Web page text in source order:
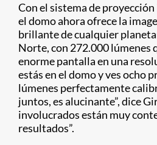
Con el sistema de
el domo ahora ofrece la
brillante de cualquier
Norte, con 272.000 lúmenes
enorme pantalla en una
estás en el domo y ves ocho
lúmenes perfectamente
juntos, es alucinante”, dice
involucrados están muy
resultados”.